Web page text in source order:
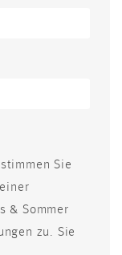
Sie
& Sommer
zu. Sie